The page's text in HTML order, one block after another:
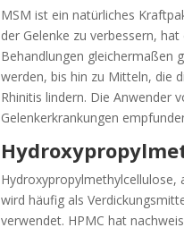
MSM ist ein natürliches
der Gelenke zu verbessern,
Behandlungen gleichermaßen
werden, bis hin zu Mitteln, die
Rhinitis lindern. Die Anwender
Gelenkerkrankungen
Hydroxypropylmethylcellulose,
wird häufig als
verwendet. HPMC hat